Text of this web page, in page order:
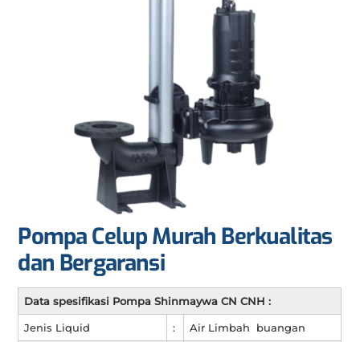
Pompa Celup Murah Berkualitas
dan Bergaransi
Data spesifikasi Pompa Shinmaywa CN CNH :
Jenis Liquid : Air Limbah buangan